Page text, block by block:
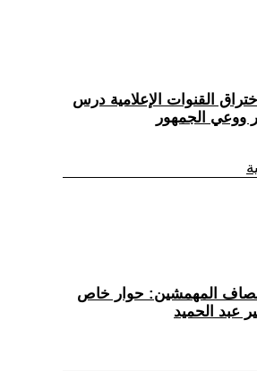
القنوات الإعلامية درس
الجمهور
المهمشين: حوار خاص
عبد الحميد